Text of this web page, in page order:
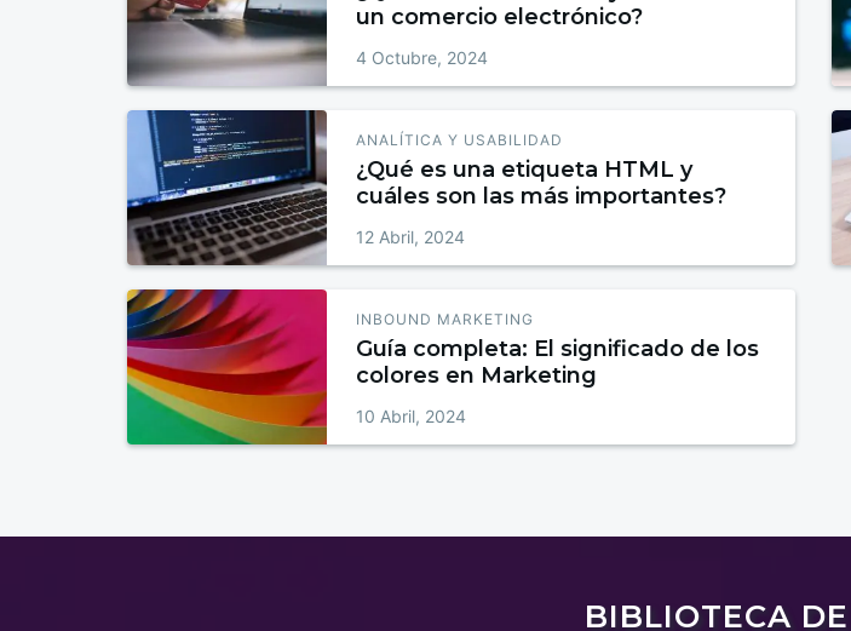
un comercio electrónico?
4 Octubre, 2024
ANALÍTICA Y USABILIDAD
¿Qué es una etiqueta HTML y
cuáles son las más importantes?
12 Abril, 2024
INBOUND MARKETING
Guía completa: El significado de los
colores en Marketing
10 Abril, 2024
BIBLIOTECA